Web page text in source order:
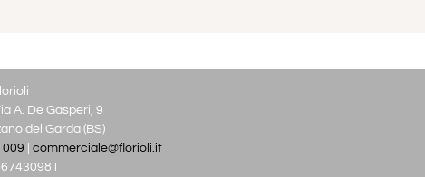
A. De Gasperi, 9
del Garda (BS)
009
commerciale@florioli.it